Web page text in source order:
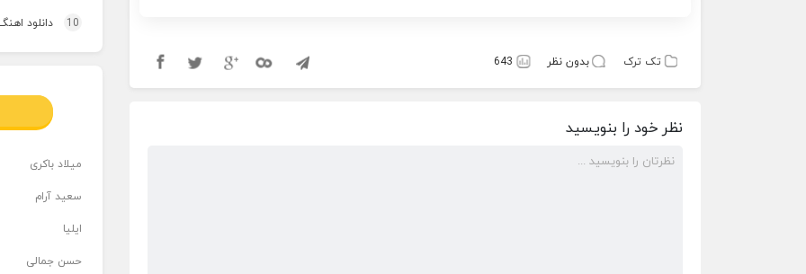
تک ترک بدون نظر 643
نظر خود را بنویسید
10 دانلود
میلاد باکری
سعید آرام
ایلیا
حسن جمالی